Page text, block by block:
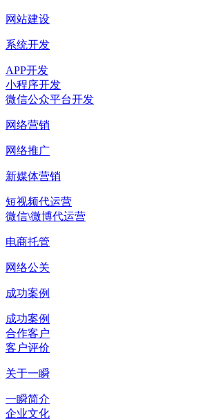
网站建设
系统开发
APP开发
小程序开发
微信公众平台开发
网络营销
网络推广
新媒体营销
短视频代运营
微信\微博代运营
电商托管
网络公关
成功案例
成功案例
合作客户
客户评价
关于一瞬
一瞬简介
企业文化